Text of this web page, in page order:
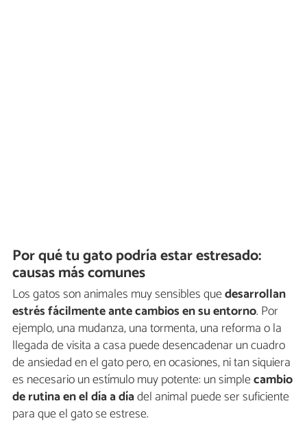
Por qué tu gato podría estar estresado:
causas más comunes
Los gatos son animales muy sensibles quedesarrollan
estrés fácilmente ante cambios en su entorno. Por
ejemplo, una mudanza, una tormenta, una reforma o la
llegada de visita a casa puede desencadenar un cuadro
de ansiedad en el gato pero, en ocasiones, ni tan siquiera
es necesario un estímulo muy potente: un simplecambio
de rutina en el día a díadel animal puede ser suficiente
para que el gato se estrese.